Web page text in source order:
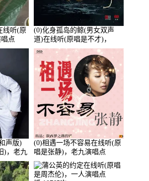
线听(原
点
(0)化身孤岛的鲸(男女双声
道)在线听(原唱是不才)，
HGBai演唱点播:19428次
声版)
)，老九
(0)相遇一场不容易在线听(原
唱是张静)，老九演唱点
播:11453次